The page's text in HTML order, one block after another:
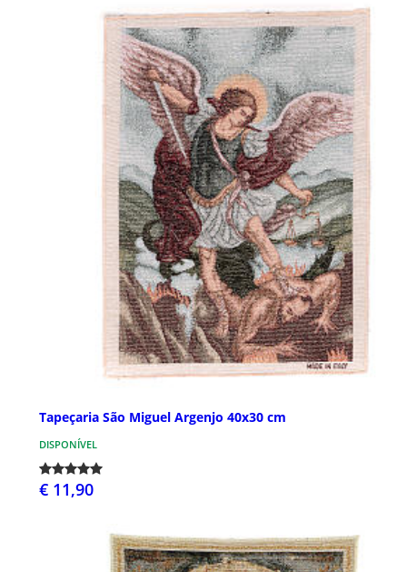
Tapeçaria São Miguel Argenjo 40x30 cm
DISPONÍVEL
€ 11,90